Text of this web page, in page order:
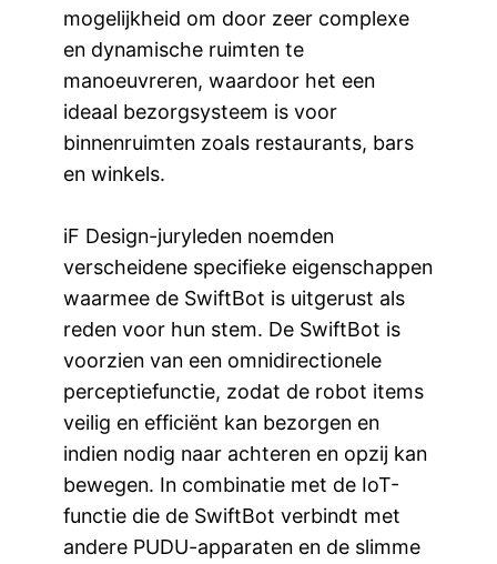
mogelijkheid om door zeer complexe
en dynamische ruimten te
manoeuvreren, waardoor het een
ideaal bezorgsysteem is voor
binnenruimten zoals restaurants, bars
en winkels.
iF Design-juryleden noemden
verscheidene specifieke eigenschappen
waarmee de SwiftBot is uitgerust als
reden voor hun stem. De SwiftBot is
voorzien van een omnidirectionele
perceptiefunctie, zodat de robot items
veilig en efficiënt kan bezorgen en
indien nodig naar achteren en opzij kan
bewegen. In combinatie met de IoT-
functie die de SwiftBot verbindt met
andere PUDU-apparaten en de slimme